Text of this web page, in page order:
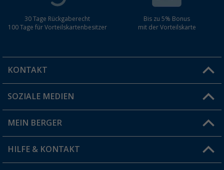
30 Tage Rückgaberecht
100 Tage für Vorteilskartenbesitzer
Bis zu 5% Bonus
mit der Vorteilskarte
KONTAKT
Du hast eine Frage?
Filiale finden
SOZIALE MEDIEN
MEIN BERGER
Vorteilskarte
HILFE & KONTAKT